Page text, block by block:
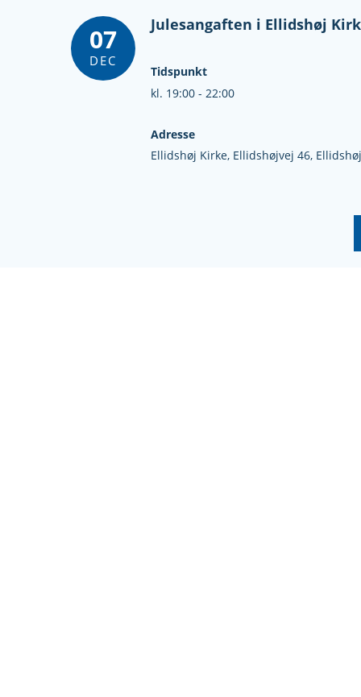
07
DEC
Julesangaften i Ellidshøj
Tidspunkt
kl. 19:00 - 22:00
Adresse
Ellidshøj Kirke, Ellidshøjvej 46,